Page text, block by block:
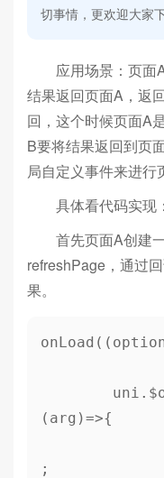
切事情，更欢迎大家
应用场景：页面
结果返回页面A，返
回，这个时候页面A
B要将结果返回到页
局自定义事件来进行
具体看代码实现：
首先页面A创建
refreshPage，通过
果。
(arg)=>{
;